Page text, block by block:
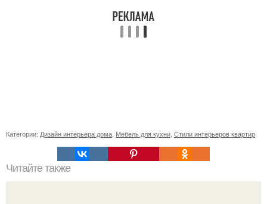
Категории: Дизайн интерьера дома Мебель для кухни Стили интерьеров квартир
Читайте также